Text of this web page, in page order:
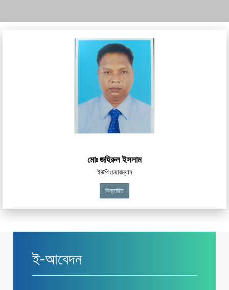
মোঃ জহিরুল ইসলাম
ইউপি চেয়ারম্যান
বিস্তারিত
ই-আবেদন